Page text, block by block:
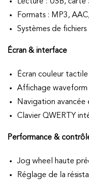
Formats : MP3,
Systèmes de fichiers
Écran & interface
Écran couleur
Affichage waveform
Navigation avancée
Clavier QWERTY
Performance &
Jog wheel haute
Réglage de la